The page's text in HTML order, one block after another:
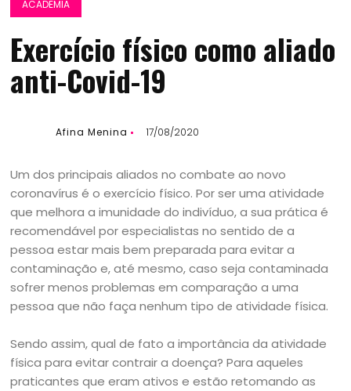
ACADEMIA
Exercício físico como aliado
anti-Covid-19
Afina Menina 17/08/2020
Um dos principais aliados no combate ao novo
coronavírus é o exercício físico. Por ser uma atividade
que melhora a imunidade do indivíduo, a sua prática é
recomendável por especialistas no sentido de a
pessoa estar mais bem preparada para evitar a
contaminação e, até mesmo, caso seja contaminada
sofrer menos problemas em comparação a uma
pessoa que não faça nenhum tipo de atividade física.
Sendo assim, qual de fato a importância da atividade
física para evitar contrair a doença? Para aqueles
praticantes que eram ativos e estão retomando as